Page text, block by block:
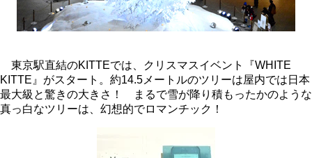
東京駅直結のKITTEでは、クリスマスイベント『WHITE
KITTE』がスタート。約14.5メートルのツリーは屋内では日本
最大級と驚きの大きさ！ まるで雪が降り積もったかのような
真っ白なツリーは、幻想的でロマンチック！